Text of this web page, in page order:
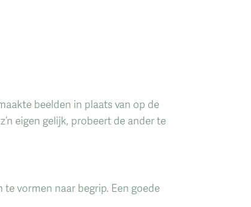
beelden in plaats van op de
eigen gelijk, probeert de ander te
vormen naar begrip. Een goede